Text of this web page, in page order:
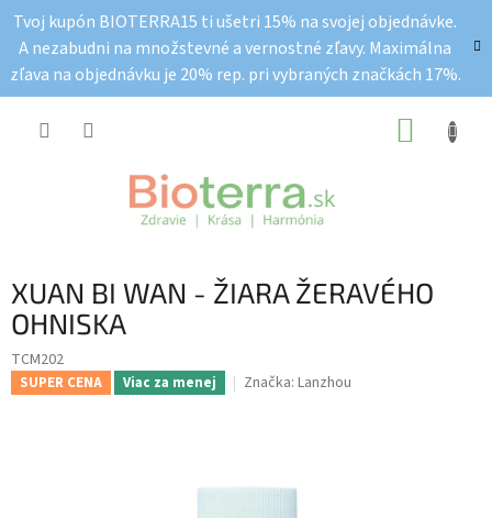
obsah
Tvoj kupón BIOTERRA15 ti ušetri 15% na svojej objednávke.
A nezabudni na množstevné a vernostné zľavy. Maximálna
zľava na objednávku je 20% rep. pri vybraných značkách 17%.
XUAN BI WAN - ŽIARA ŽERAVÉHO
OHNISKA
TCM202
SUPER CENA Viac za menej Značka: Lanzhou